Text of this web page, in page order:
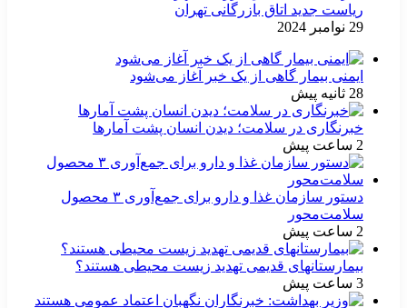
ریاست جدید اتاق بازرگانی تهران
29 نوامبر 2024
ایمنی بیمار گاهی از یک خبر آغاز می‌شود
28 ثانیه پیش
خبرنگاری در سلامت؛ دیدن انسان پشت آمارها
2 ساعت پیش
دستور سازمان غذا و دارو برای جمع‌آوری ۳ محصول
سلامت‌محور
2 ساعت پیش
بیمارستانهای قدیمی تهدید زیست محیطی هستند؟
3 ساعت پیش